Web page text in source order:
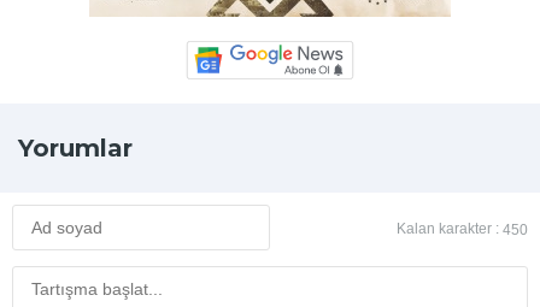
Yorumlar
Kalan karakter : 450